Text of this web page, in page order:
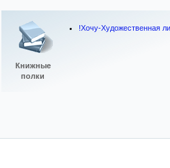
Книжные
полки
!Хочу-Художественная